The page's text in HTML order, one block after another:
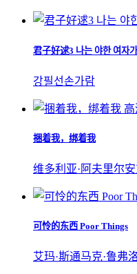
君子好逑3 나는 야한 여자
강필선손가람
捆着我，绑着我
维多利亚·阿夫里尔
可怜的东西 Poor Things
艾玛·斯通马克·鲁弗